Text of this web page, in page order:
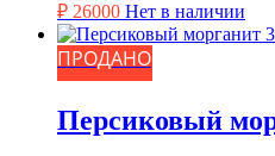
₽ 26000 Нет в наличии
ПРОДАНО
Персиковый